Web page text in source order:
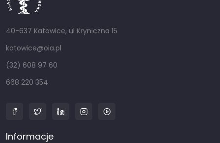
40-637 Katowice, ul Kryniczna 15
katowice@oia.pl
(32) 608 97 60
668 220 354
Informacje